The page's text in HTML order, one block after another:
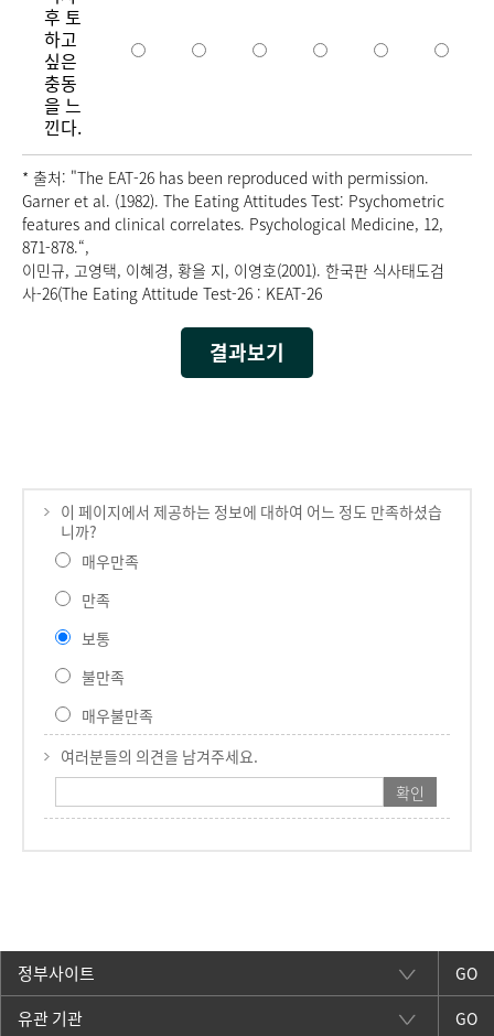
후 토
하고
싶은
충동
을 느
낀다.
* 출처: "The EAT-26 has been reproduced with permission.
Garner et al. (1982). The Eating Attitudes Test: Psychometric
features and clinical correlates. Psychological Medicine, 12,
871-878.“,
이민규, 고영택, 이혜경, 황을 지, 이영호(2001). 한국판 식사태도검
사-26(The Eating Attitude Test-26 : KEAT-26
결과보기
이 페이지에서 제공하는 정보에 대하여 어느 정도 만족하셨습
니까?
매우만족
만족
보통
불만족
매우불만족
여러분들의 의견을 남겨주세요.
GO
GO